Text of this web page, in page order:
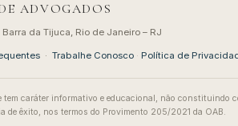
ADVOGADOS
da Tijuca, Rio de Janeiro – RJ
· Trabalhe Conosco · Política de
tem caráter informativo e educacional, não constituindo
de êxito, nos termos do Provimento 205/2021 da OAB.